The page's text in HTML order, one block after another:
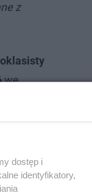
z
we
dostęp i
identyfikatory,